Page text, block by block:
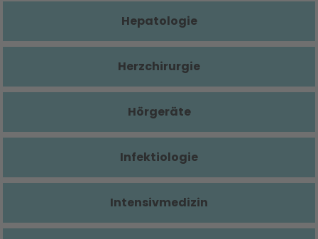
Hepatologie
Herzchirurgie
Hörgeräte
Infektiologie
Intensivmedizin